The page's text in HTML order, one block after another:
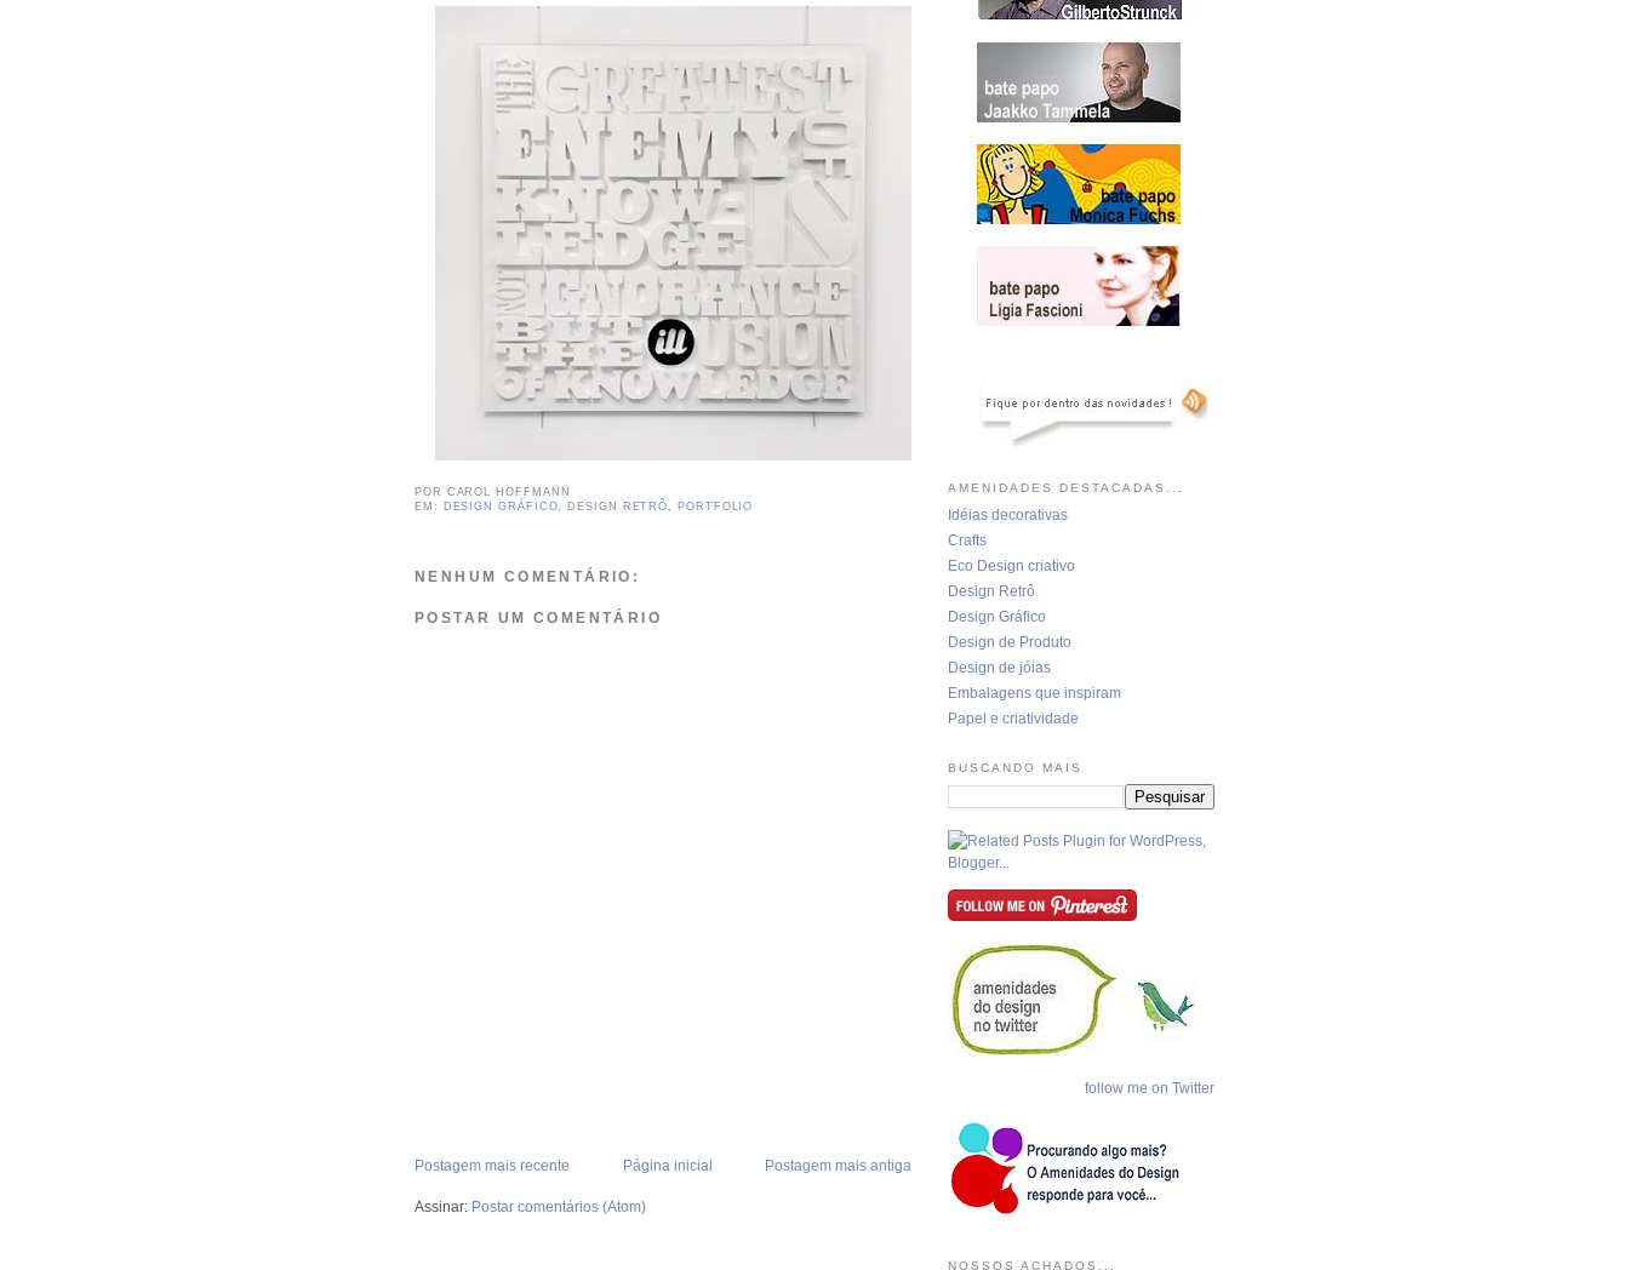
POR CAROL HOFFMANN
EM:
DESIGN GRÁFICO DESIGN RETRÔ PORTFOLIO
NENHUM COMENTÁRIO:
POSTAR UM COMENTÁRIO
Postagem mais recente Postagem mais antiga
Página inicial
Assinar: Postar comentários (Atom)
AMENIDADES DESTACADAS...
Idéias decorativas
Crafts
Eco Design criativo
Design Retrô
Design Gráfico
Design de Produto
Design de jóias
Embalagens que inspiram
Papel e criatividade
BUSCANDO MAIS
follow me on Twitter
NOSSOS ACHADOS...